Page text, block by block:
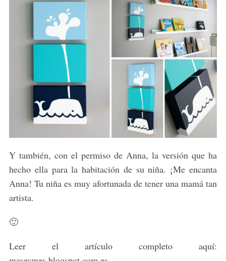
Y también, con el permiso de Anna, la versión que ha
hecho ella para la habitación de su niña. ¡Me encanta
Anna! Tu niña es muy afortunada de tener una mamá tan
artista.
🙂
Leer el artículo completo aquí: